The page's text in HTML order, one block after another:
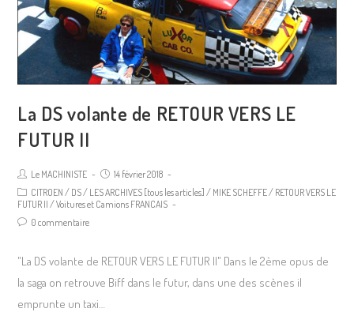
La DS volante de RETOUR VERS LE
FUTUR II
Le MACHINISTE
14 février 2018
CITROEN / DS/ LES ARCHIVES [tous les articles] / MIKE SCHEFFE/ RETOUR VERS LE
FUTUR II /Voitures et Camions FRANCAIS
0 commentaire
"La DS volante de RETOUR VERS LE FUTUR II" Dans le 2ème opus de
la saga on retrouve Biff dans le futur, dans une des scènes il
emprunte un taxi…